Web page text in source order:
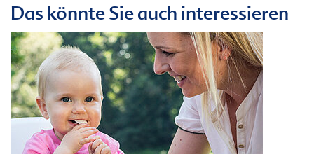
Das könnte Sie auch interessieren